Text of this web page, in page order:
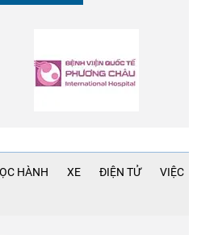
HÀNH XE ĐIỆN TỬ VIỆC